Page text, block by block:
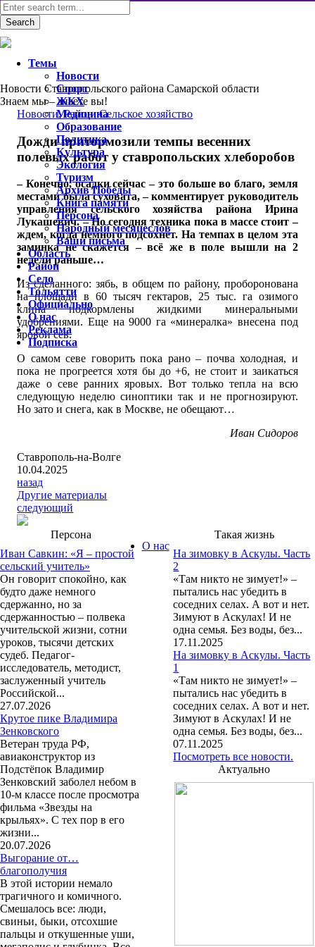
Новости Ставропольского района Самарской области
Знаем мы – знаете вы!
Новости,Район,Сельское хозяйство
Дожди притормозили темпы весенних
полевых работ у ставропольских хлеборобов
– Конечно, осадки сейчас – это больше во благо, земля
местами была суховата, – комментирует руководитель
управления сельского хозяйства района Ирина
Лукашевич. – Но сегодня техника пока в массе стоит –
ждем, когда немного подсохнет. На темпах в целом эта
заминка не скажется – всё же в поле вышли на 2
недели раньше…
Из сделанного: зябь, в общем по району, проборонована
на площади в 60 тысяч гектаров, 25 тыс. га озимого
клина подкормлены жидкими минеральными
удобрениями. Еще на 9000 га «минералка» внесена под
яровой сев.
О самом севе говорить пока рано – почва холодная, и
пока не прогреется хотя бы до +6, не стоит и заикаться
даже о севе ранних яровых. Вот только тепла на всю
следующую неделю синоптики так и не прогнозируют.
Но зато и снега, как в Москве, не обещают…
Иван Сидоров
Ставрополь-на-Волге
10.04.2025
назад
Другие материалы
следующий
Персона
Иван Савкин: «Я – простой
сельский учитель»
Он говорит спокойно, как
будто даже немного
сдержанно, но за
сдержанностью – полвека
учительской жизни, сотни
уроков, тысячи детских
судеб. Педагог-
исследователь, методист,
заслуженный учитель
Российской...
27.07.2026
Крутое пике Владимира
Зенковского
Ветеран труда РФ,
авиаконструктор из
Подстёпок Владимир
Зенковский заболел небом в
10-м классе после просмотра
фильма «Звезды на
крыльях». С тех пор в его
жизни...
20.07.2026
Выгорание от…
благополучия
В этой истории немало
трагичного и комичного.
Смешалось все: люди,
свиньи, быки, отсохшие
пальцы и откушенные уши,
Такая жизнь
На зимовку в Аскулы. Часть
2
«Там никто не зимует!» –
пытались нас убедить в
соседних селах. А вот и нет.
Зимуют в Аскулах! И не
одна семья. Без воды, без...
17.11.2025
На зимовку в Аскулы. Часть
1
«Там никто не зимует!» –
пытались нас убедить в
соседних селах. А вот и нет.
Зимуют в Аскулах! И не
одна семья. Без воды, без...
07.11.2025
Посмотреть все новости.
Актуально
О нас
Темы
Новости
Спорт
ЖКХ
Медицина
Образование
Политика
Культура
Экология
Туризм
Архив Победы
Книга памяти
Персона
Народный месяцеслов
Ваши письма
Область
Район
Село
Тольятти
Официально
О нас
Реклама
Подписка